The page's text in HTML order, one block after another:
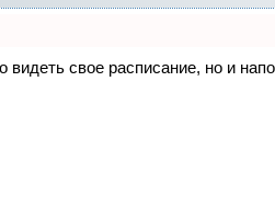
видеть свое расписание, но и